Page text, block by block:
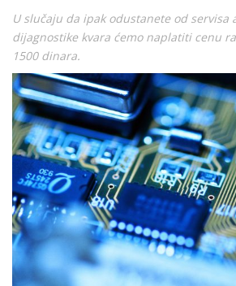
U slučaju da ipak odustanete od servisa
dijagnostike kvara ćemo naplatiti cenu
1500 dinara.